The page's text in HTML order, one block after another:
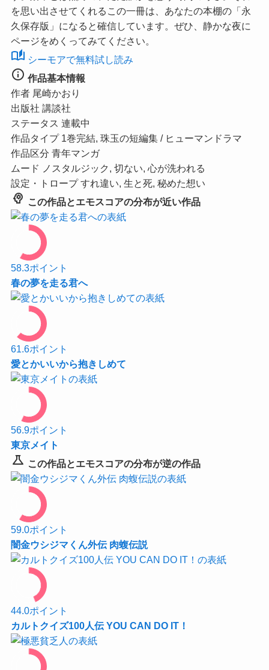
を思い出させてくれるこの一冊は、あなたの本棚の「永
久保存版」になると確信しています。ぜひ、静かな夜に
ページをめくってみてください。
auto_stories シーモアで無料試し読み
info 作品基本情報
作者 尾崎かおり
出版社 講談社
ステータス 連載中
作品タイプ 1巻完結, 珠玉の短編集 / ヒューマンドラマ
作品区分 青年マンガ
ムード
ノスタルジック, 切ない, 心が洗われる
設定・トロープ すれ違い, 生と死, 秘めた想い
psychology この作品とエモスコアの分布が近い作品
58.3ポイント
春の夢を走る君へ
61.6ポイント
愛とかいいから抱きしめて
56.9ポイント
東京メイト
science この作品とエモスコアの分布が逆の作品
59.0ポイント
闇金ウシジマくん外伝 肉蝮伝説
44.0ポイント
カルトクイズ100人伝 YOU CAN DO IT！